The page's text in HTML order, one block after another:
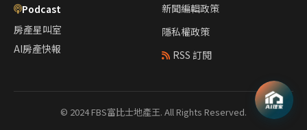
Podcast
房產星叫室
AI房產快報
新聞編輯政策
隱私權政策
RSS 訂閱
© 2024 FBS富比士地產王. All Rights Reserved.